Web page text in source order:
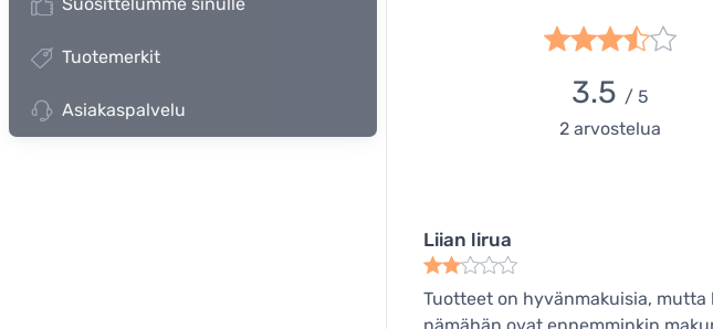
Tuotemerkit
Asiakaspalvelu 3.5 / 5
2 arvostelua
Liian lirua
Tuotteet on hyvänmakuisia,
nämähän ovat ennemminkin